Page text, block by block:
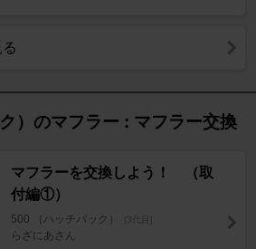
）のマフラー : マフラー交換
マフラーを交換しよう！ （取
付編①）
500 （ハッチバック） [3代目]
らざにあさん